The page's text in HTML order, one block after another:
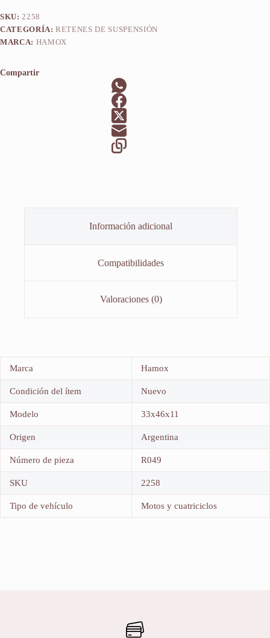
SKU:2258
CATEGORÍA:RETENES DE SUSPENSIÓN
MARCA: HAMOX
Compartir
Información adicional
Compatibilidades
Valoraciones (0)
Marca Hamox
Condición del ítem Nuevo
Modelo 33x46x11
Origen Argentina
Número de pieza R049
SKU 2258
Tipo de vehículo Motos y cuatriciclos